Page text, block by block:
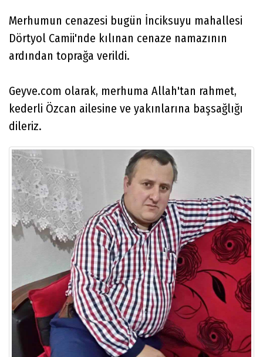
Merhumun cenazesi bugün İnciksuyu mahallesi
Dörtyol Camii'nde kılınan cenaze namazının
ardından toprağa verildi.
Geyve.com olarak, merhuma Allah'tan rahmet,
kederli Özcan ailesine ve yakınlarına başsağlığı
dileriz.